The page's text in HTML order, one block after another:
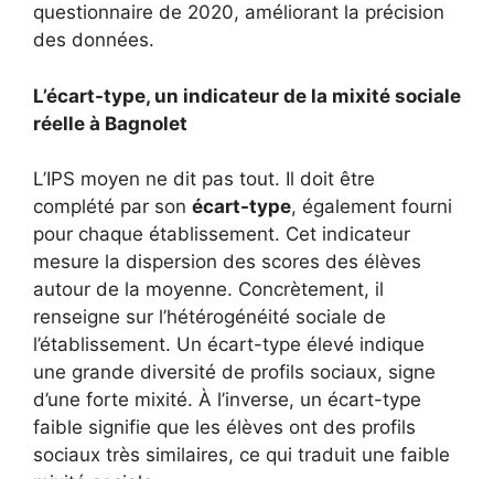
questionnaire de 2020, améliorant la précision
des données.
L’écart-type, un indicateur de la mixité sociale
réelle à Bagnolet
L’IPS moyen ne dit pas tout. Il doit être
complété par son écart-type, également fourni
pour chaque établissement. Cet indicateur
mesure la dispersion des scores des élèves
autour de la moyenne. Concrètement, il
renseigne sur l’hétérogénéité sociale de
l’établissement. Un écart-type élevé indique
une grande diversité de profils sociaux, signe
d’une forte mixité. À l’inverse, un écart-type
faible signifie que les élèves ont des profils
sociaux très similaires, ce qui traduit une faible